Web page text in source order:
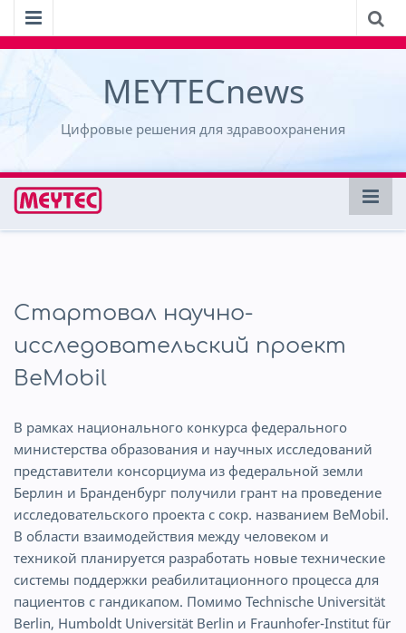
MEYTECnews
Цифровые решения для здравоохранения
Стартовал научно-
исследовательский проект
BeMobil
В рамках национального конкурса федерального
министерства образования и научных исследований
представители консорциума из федеральной земли
Берлин и Бранденбург получили грант на проведение
исследовательского проекта с сокр. названием BeMobil.
В области взаимодействия между человеком и
техникой планируется разработать новые технические
системы поддержки реабилитационного процесса для
пациентов с гандикапом. Помимо Technische Universität
Berlin, Humboldt Universität Berlin и Fraunhofer-Institut für